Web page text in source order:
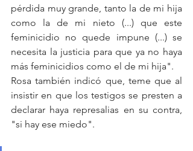
pérdida muy grande, tanto la de mi hija
como la de mi nieto (...) que este
feminicidio no quede impune (...) se
necesita la justicia para que ya no haya
más feminicidios como el de mi hija".
Rosa también indicó que, teme que al
insistir en que los testigos se presten a
declarar haya represalias en su contra,
"si hay ese miedo".